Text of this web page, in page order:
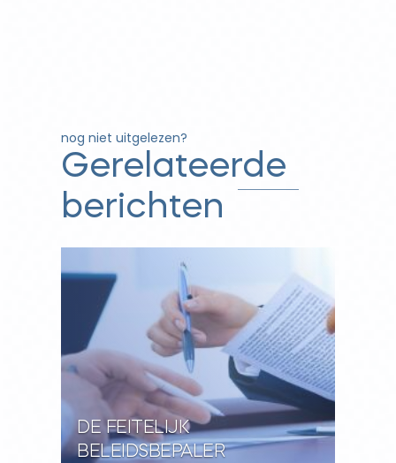
nog niet uitgelezen?
Gerelateerde
berichten
DE FEITELIJK
BELEIDSBEPALER